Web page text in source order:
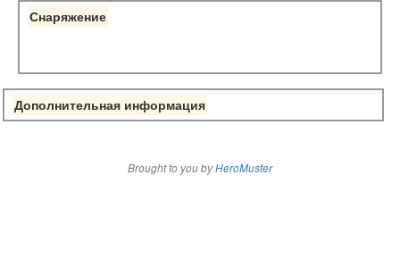
Снаряжение
Дополнительная информация
Brought to you byHeroMuster